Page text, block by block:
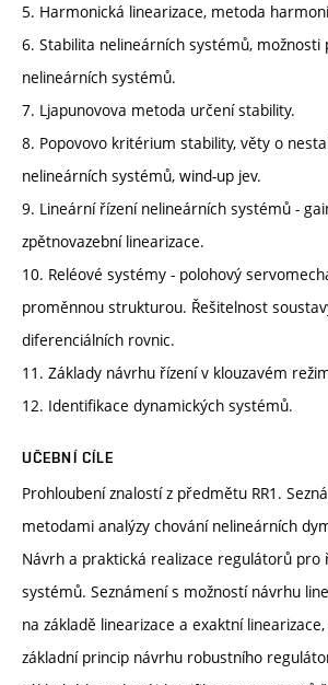
5. Harmonická linearizace, metoda
6. Stabilita nelineárních systémů, možnosti
nelineárních systémů.
7. Ljapunovova metoda určení stability.
8. Popovovo kritérium stability, věty o
nelineárních systémů, wind-up jev.
9. Lineární řízení nelineárních systémů -
zpětnovazební linearizace.
10. Reléové systémy - polohový
proměnnou strukturou. Řešitelnost
diferenciálních rovnic.
11. Základy návrhu řízení v klouzavém
12. Identifikace dynamických systémů.
UČEBNÍ CÍLE
Prohloubení znalostí z předmětu RR1.
metodami analýzy chování nelineárních
Návrh a praktická realizace regulátorů pro
systémů. Seznámení s možností návrhu
na základě linearizace a exaktní
základní princip návrhu robustního